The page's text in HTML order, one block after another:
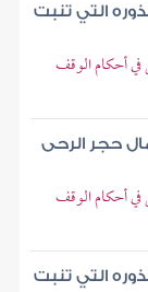
التي تنبت
أحكام الوقف
حجر الرحى
أحكام الوقف
التي تنبت